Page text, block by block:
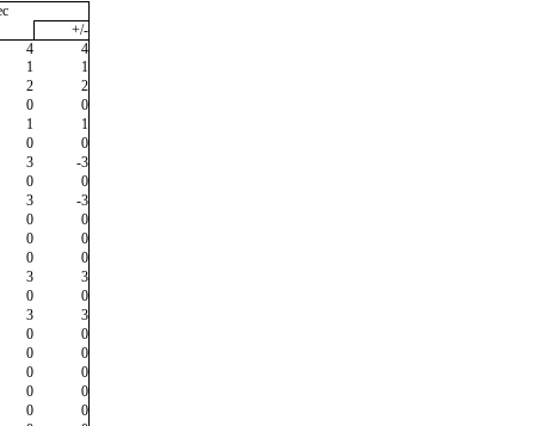
+/-
4
4
1
1
2
2
0
0
1
1
0
0
3
-3
0
0
3
-3
0
0
0
0
0
0
3
3
0
0
3
3
0
0
0
0
0
0
0
0
0
0